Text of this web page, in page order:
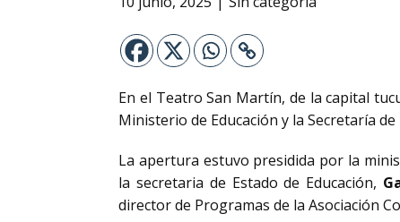
En el Teatro San Martín, de la capital
Ministerio de Educación y la Secretaría
La apertura estuvo presidida por la
la secretaria de Estado de Educación,
director de Programas de la Asociación